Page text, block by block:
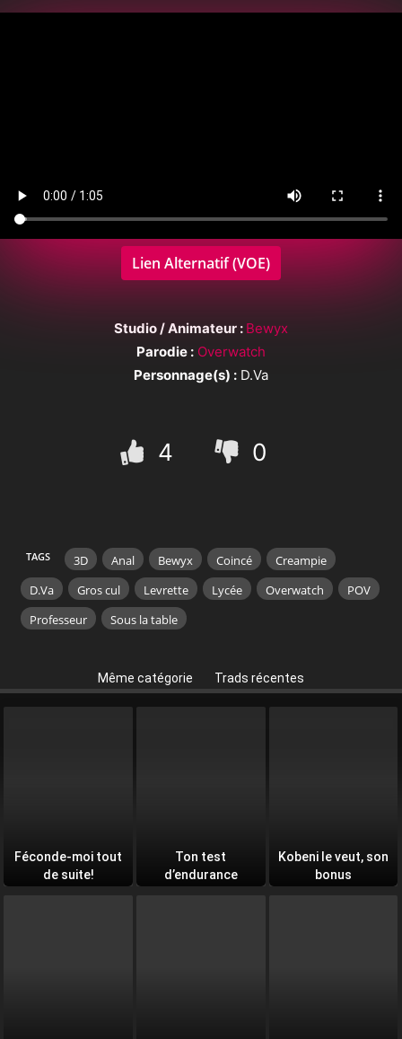
Lien Alternatif (VOE)
Studio / Animateur : Bewyx
Parodie : Overwatch
Personnage(s) : D.Va
4 0
TAGS 3D Anal Bewyx Coincé
Creampie
D.Va
Gros cul Levrette Lycée Overwatch
POV
Professeur
Sous la table
Même catégorie Trads récentes
Féconde-moi tout
de suite!
Ton test
d’endurance
Kobeni le veut, son
bonus